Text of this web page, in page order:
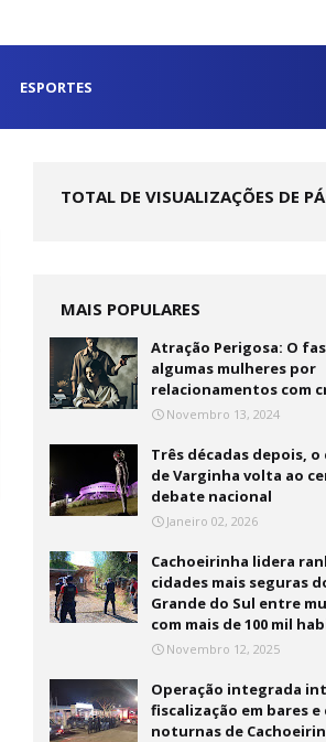
ESPORTES
TOTAL DE VISUALIZAÇÕES DE
MAIS POPULARES
Atração Perigosa: O
algumas mulheres por
relacionamentos com
Novembro 13, 2024
Três décadas depois, o
de Varginha volta ao
debate nacional
Janeiro 02, 2026
Cachoeirinha lidera
cidades mais seguras
Grande do Sul entre
com mais de 100 mil
Novembro 12, 2025
Operação integrada
fiscalização em bares e
noturnas de